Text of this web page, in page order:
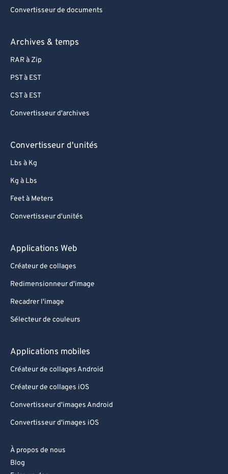
Convertisseur de documents
Archives & temps
RAR à Zip
PST à EST
CST à EST
Convertisseur d'archives
Convertisseur d'unités
Lbs à Kg
Kg à Lbs
Feet à Meters
Convertisseur d'unités
Applications Web
Créateur de collages
Redimensionneur d'image
Recadrer l'image
Sélecteur de couleurs
Applications mobiles
Créateur de collages Android
Créateur de collages iOS
Convertisseur d'images Android
Convertisseur d'images iOS
À propos de nous
Blog